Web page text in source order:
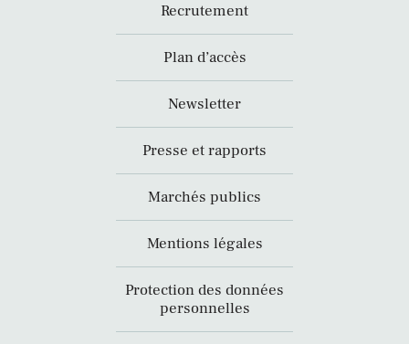
Recrutement
Plan d’accès
Newsletter
Presse et rapports
Marchés publics
Mentions légales
Protection des données
personnelles